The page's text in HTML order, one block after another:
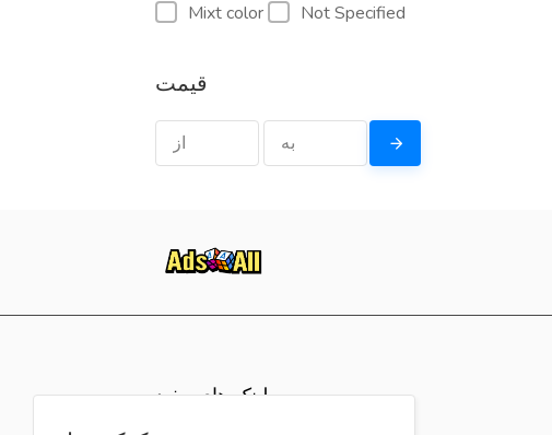
Mixt color
Not Specified
قیمت
لینک های مفید